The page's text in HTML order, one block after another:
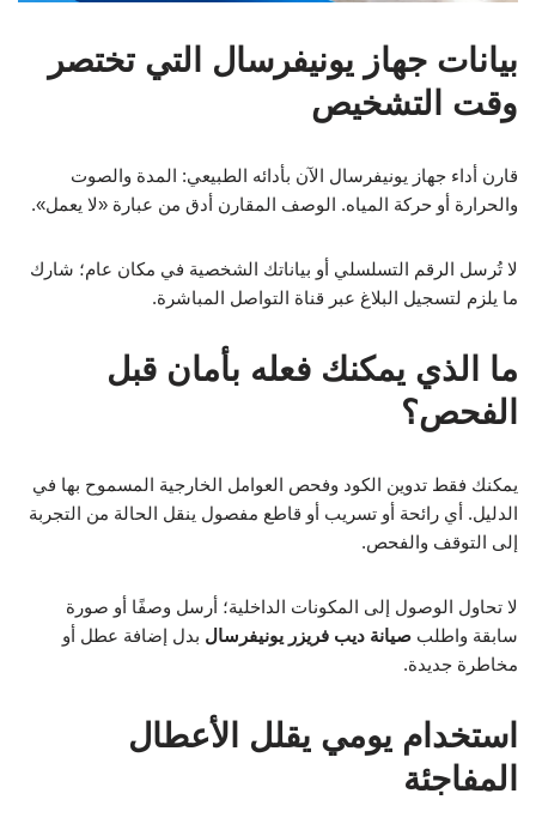
بيانات جهاز يونيفرسال التي تختصر
وقت التشخيص
قارن أداء جهاز يونيفرسال الآن بأدائه الطبيعي: المدة والصوت
والحرارة أو حركة المياه. الوصف المقارن أدق من عبارة «لا يعمل».
لا تُرسل الرقم التسلسلي أو بياناتك الشخصية في مكان عام؛ شارك
ما يلزم لتسجيل البلاغ عبر قناة التواصل المباشرة.
ما الذي يمكنك فعله بأمان قبل
الفحص؟
يمكنك فقط تدوين الكود وفحص العوامل الخارجية المسموح بها في
الدليل. أي رائحة أو تسريب أو قاطع مفصول ينقل الحالة من التجربة
إلى التوقف والفحص.
لا تحاول الوصول إلى المكونات الداخلية؛ أرسل وصفًا أو صورة
سابقة واطلب صيانة ديب فريزر يونيفرسال بدل إضافة عطل أو
مخاطرة جديدة.
استخدام يومي يقلل الأعطال
المفاجئة